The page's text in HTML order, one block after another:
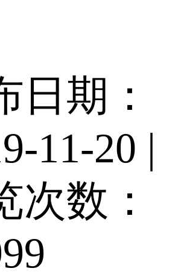
日期：
11-20 |
次数：